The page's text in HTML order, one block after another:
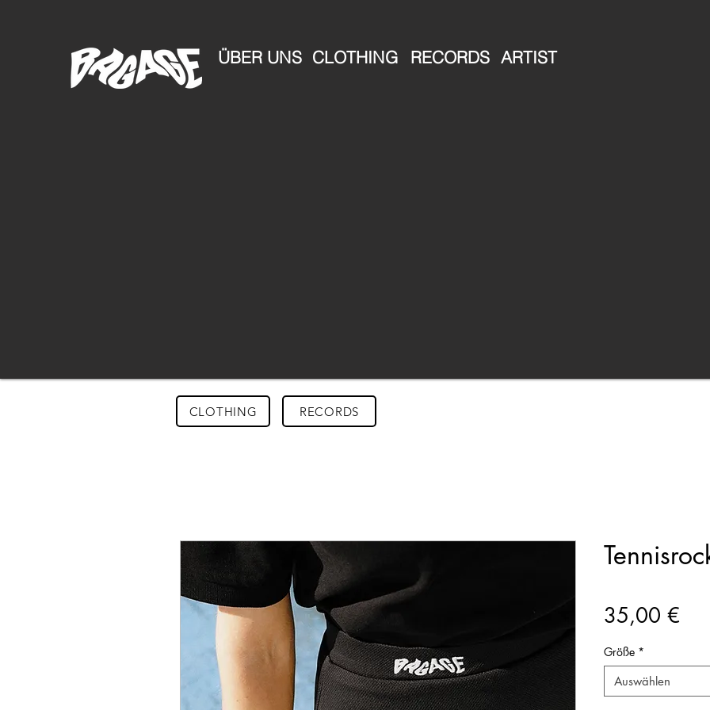
ÜBER UNS RECORDS
CLOTHING ARTIST
CLOTHING RECORDS
35,00 €
Größe *
Auswählen